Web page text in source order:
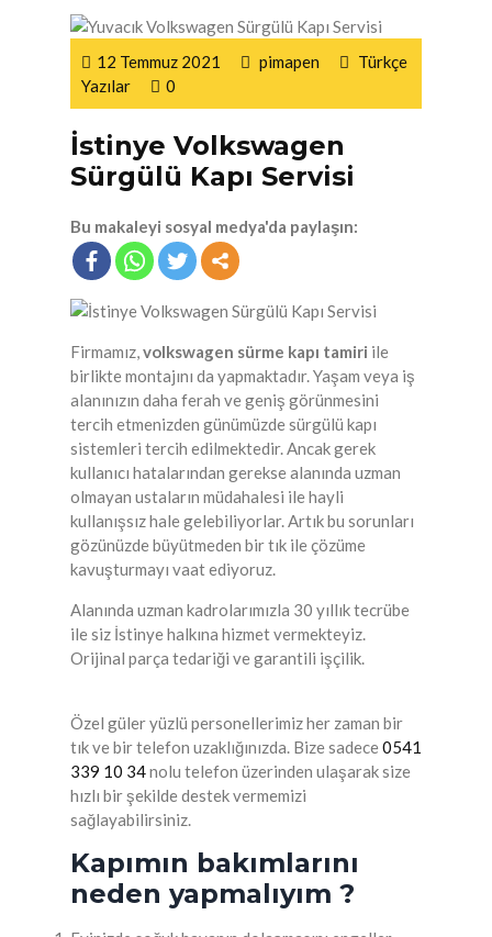
12 Temmuz 2021 pimapen
Türkçe
Yazılar
0
İstinye Volkswagen
Sürgülü Kapı Servisi
Bu makaleyi sosyal medya'da paylaşın:
Firmamız,volkswagen sürme kapı tamiri ile
birlikte montajını da yapmaktadır. Yaşam veya iş
alanınızın daha ferah ve geniş görünmesini
tercih etmenizden günümüzde sürgülü kapı
sistemleri tercih edilmektedir. Ancak gerek
kullanıcı hatalarından gerekse alanında uzman
olmayan ustaların müdahalesi ile hayli
kullanışsız hale gelebiliyorlar. Artık bu sorunları
gözünüzde büyütmeden bir tık ile çözüme
kavuşturmayı vaat ediyoruz.
Alanında uzman kadrolarımızla 30 yıllık tecrübe
ile siz İstinye halkına hizmet vermekteyiz.
Orijinal parça tedariği ve garantili işçilik.
Özel güler yüzlü personellerimiz her zaman bir
tık ve bir telefon uzaklığınızda. Bize sadece0541
339 10 34nolu telefon üzerinden ulaşarak size
hızlı bir şekilde destek vermemizi
sağlayabilirsiniz.
Kapımın bakımlarını
neden yapmalıyım ?